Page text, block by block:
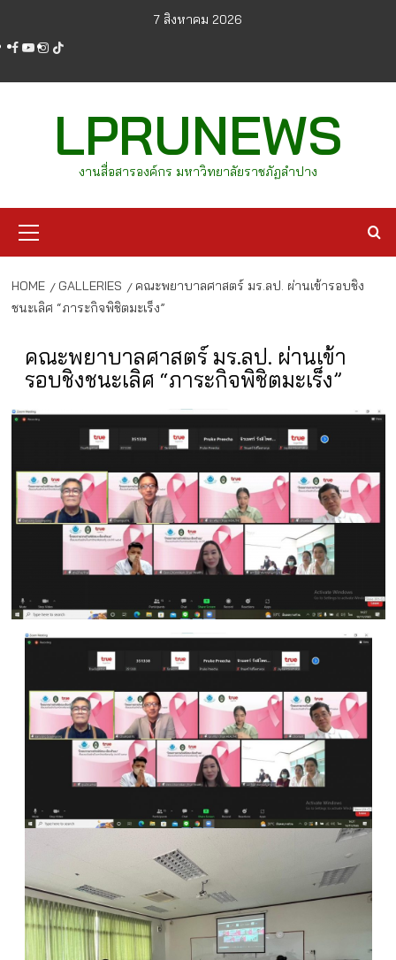
content
7 สิงหาคม 2026
facebook
youtube
instagram
tiktok
LPRUNEWS
งานสื่อสารองค์กร มหาวิทยาลัยราชภัฏลำปาง
Menu
HOME GALLERIES
คณะพยาบาลศาสตร์ มร.ลป. ผ่านเข้ารอบชิง
ชนะเลิศ “ภาระกิจพิชิตมะเร็ง”
คณะพยาบาลศาสตร์ มร.ลป. ผ่านเข้า
รอบชิงชนะเลิศ “ภาระกิจพิชิตมะเร็ง”